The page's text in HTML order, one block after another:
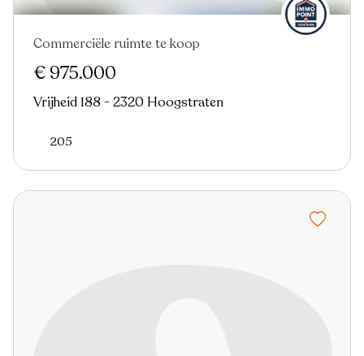
Commerciële ruimte te koop
€ 975.000
Vrijheid 188 - 2320 Hoogstraten
205